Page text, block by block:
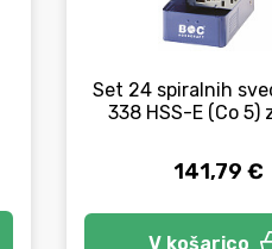
Set 24 spiralnih
338 HSS-E (Co 5)
141,79 €
V košarico